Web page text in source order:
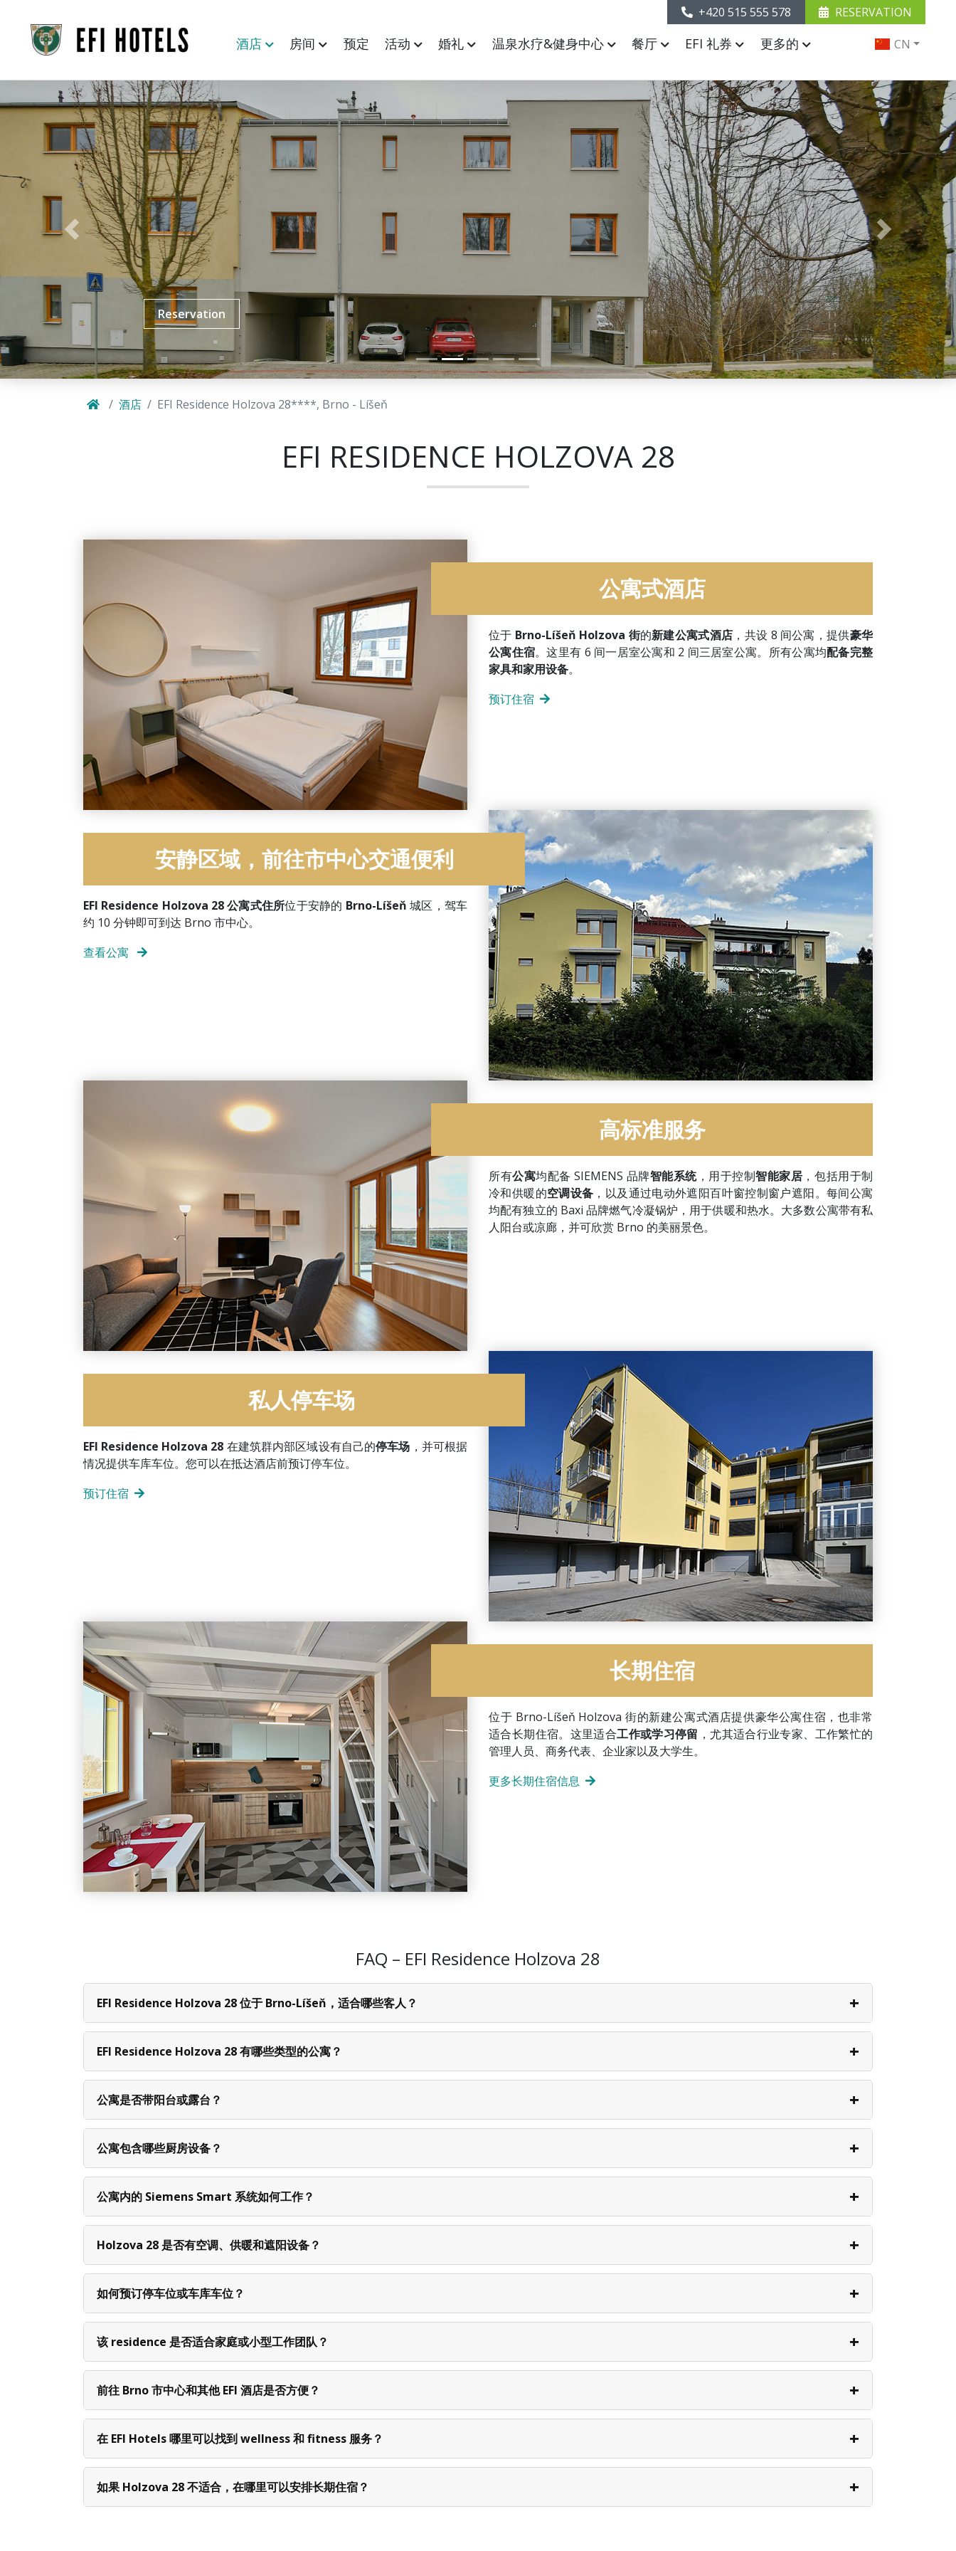
酒店 房间 预定 活动 婚礼 温泉水疗&健身中心 餐厅 EFI 礼券 更多的
+420 515 555 578 RESERVATION
CN
Reservation
Reservation
Previous Next
酒店 EFI Residence Holzova 28****, Brno - Líšeň
EFI RESIDENCE HOLZOVA 28
公寓式酒店
位于 Brno-Líšeň Holzova 街的新建公寓式酒店 ，共设 8 间公寓，提供豪华
公寓住宿。这里有 6 间一居室公寓和 2 间三居室公寓。所有公寓均配备完整
家具和家用设备。
预订住宿
安静区域，前往市中心交通便利
EFI Residence Holzova 28 公寓式住所位于安静的 Brno-Líšeň 城区，驾车
约 10 分钟即可到达 Brno 市中心。
查看公寓
高标准服务
所有公寓均配备 SIEMENS 品牌智能系统，用于控制智能家居 ，包括用于制
冷和供暖的空调设备 ，以及通过电动外遮阳百叶窗控制窗户遮阳。每间公寓
均配有独立的 Baxi 品牌燃气冷凝锅炉，用于供暖和热水。大多数公寓带有私
人阳台或凉廊，并可欣赏 Brno 的美丽景色。
私人停车场
EFI Residence Holzova 28 在建筑群内部区域设有自己的停车场 ，并可根据
情况提供车库车位。您可以在抵达酒店前预订停车位。
预订住宿
长期住宿
位于 Brno-Líšeň Holzova 街的新建公寓式酒店提供豪华公寓住宿，也非常
适合长期住宿。这里适合工作或学习停留 ，尤其适合行业专家、工作繁忙的
管理人员、商务代表、企业家以及大学生。
更多长期住宿信息
FAQ – EFI Residence Holzova 28
EFI Residence Holzova 28 位于 Brno-Líšeň，适合哪些客人？
EFI Residence Holzova 28 有哪些类型的公寓？
公寓是否带阳台或露台？
公寓包含哪些厨房设备？
公寓内的 Siemens Smart 系统如何工作？
Holzova 28 是否有空调、供暖和遮阳设备？
如何预订停车位或车库车位？
该 residence 是否适合家庭或小型工作团队？
前往 Brno 市中心和其他 EFI 酒店是否方便？
在 EFI Hotels 哪里可以找到 wellness 和 fitness 服务？
如果 Holzova 28 不适合，在哪里可以安排长期住宿？